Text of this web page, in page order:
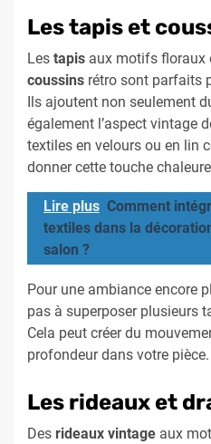
Les tapis et
Les tapis aux motifs floraux
coussins rétro sont parfaits
Ils ajoutent non seulement
également l’aspect vintage
textiles en velours ou en lin
donner cette touche
Lire plus Comment
textiles dans la
salon ?
Pour une ambiance encore
pas à superposer plusieurs
Cela peut créer du
profondeur dans votre pièce.
Les rideaux et
Des rideaux vintage aux